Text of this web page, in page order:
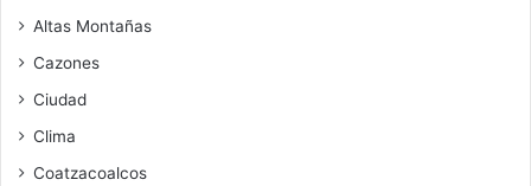
Altas Montañas
Cazones
Ciudad
Clima
Coatzacoalcos